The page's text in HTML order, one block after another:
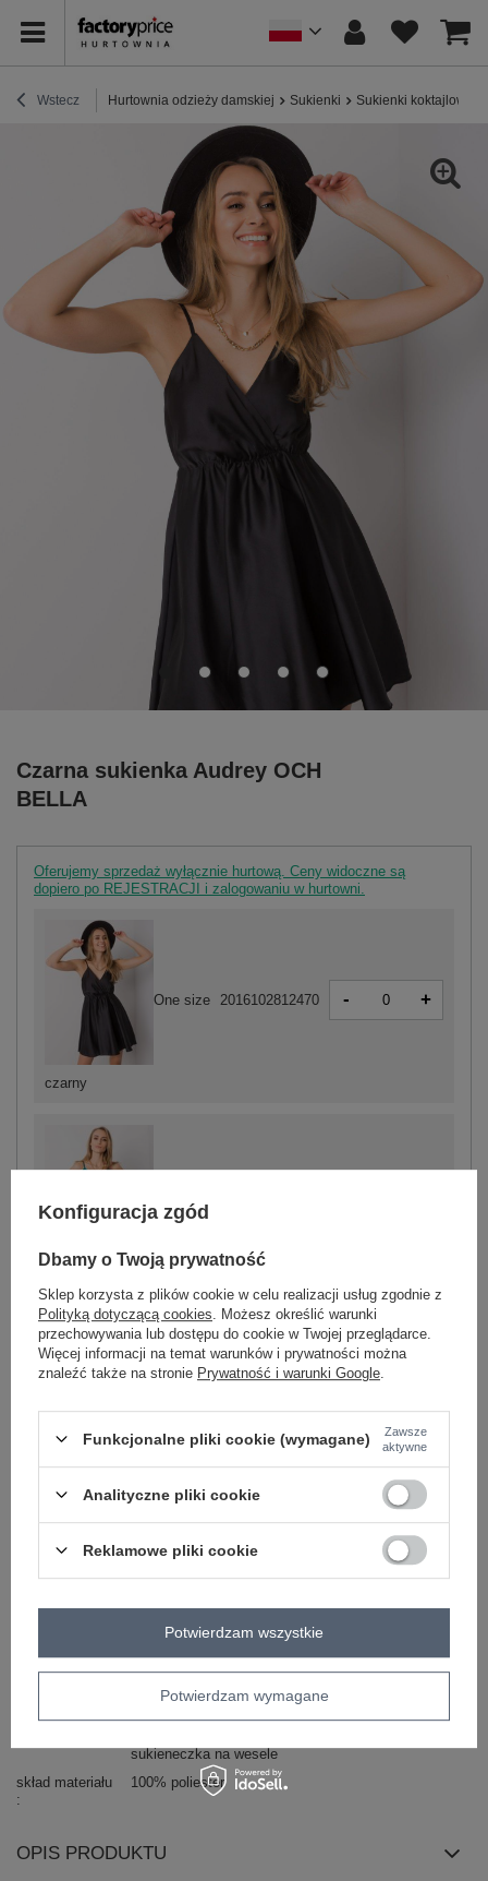
Wstecz Hurtownia odzieży damskiej Sukienki Sukienki koktajlowe /
Czarna sukienka Audrey OCH
BELLA
Oferujemy sprzedaż wyłącznie hurtową. Ceny widoczne są
dopiero po REJESTRACJI i zalogowaniu w hurtowni.
morski
One size
czarny
One size 2016102812470 - +
ZALOGUJ SIĘ I ZOBACZ CENĘ
Masz pytanie? Chętnie pomożemy.
Kod produktu
TW-SK-BI-968.27
OCH BELLA
wzór
gładki
serek / dekolt V
sukieneczka na wesele
skład materiału
100% poliester
OPIS PRODUKTU
Konfiguracja zgód
Dbamy o Twoją prywatność
Sklep korzysta z plików cookie w celu realizacji usług zgodnie z
Polityką dotyczącą cookies . Możesz określić warunki
przechowywania lub dostępu do cookie w Twojej przeglądarce.
Więcej informacji na temat warunków i prywatności można
znaleźć także na stronie Prywatność i warunki Google
Funkcjonalne pliki cookie (wymagane)
Zawsze
aktywne
Analityczne pliki cookie
Reklamowe pliki cookie
Potwierdzam wymagane
Potwierdzam wszystkie